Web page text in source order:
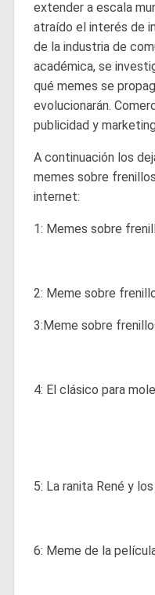
extender a escala
atraído el interés de
de la industria de
académica, se
qué memes se
evolucionarán.
publicidad y
A continuación los
memes sobre
internet:
1: Memes sobre
2: Meme sobre
3:Meme sobre
4: El clásico para
5: La ranita René y
6: Meme de la